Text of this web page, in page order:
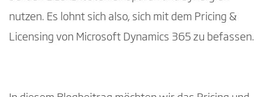
nutzen. Es lohnt sich also, sich mit dem Pricing &
Licensing von Microsoft Dynamics 365 zu befassen.